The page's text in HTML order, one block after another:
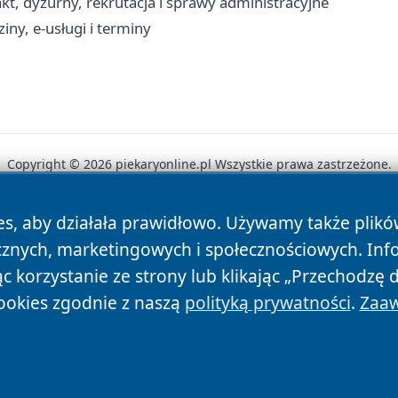
e-usługi i terminy
aby działała prawidłowo. Używamy także
marketingowych i społecznościowych.
korzystanie ze strony lub klikając „Przechodzę
zgodnie z naszą polityką prywatności.
Copyright © 2026 piekaryonline.pl Wszystkie prawa zastrzeżone.
Autorzy Polityka Prywatności Polityka